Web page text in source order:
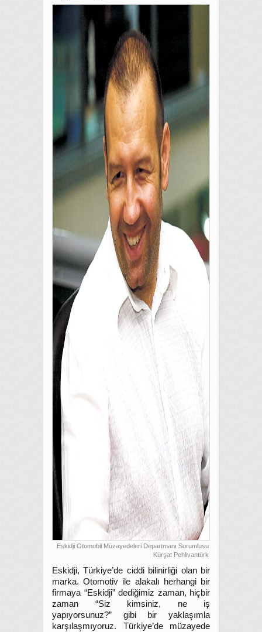
Eskidji Otomobil Müzayedeleri Departmanı Sorumlusu
Kürşat Pehlivantürk
Eskidji, Türkiye’de ciddi bilinirliği olan bir
marka. Otomotiv ile alakalı herhangi bir
firmaya “Eskidji” dediğimiz zaman, hiçbir
zaman “Siz kimsiniz, ne iş
yapıyorsunuz?” gibi bir yaklaşımla
karşılaşmıyoruz. Türkiye’de müzayede